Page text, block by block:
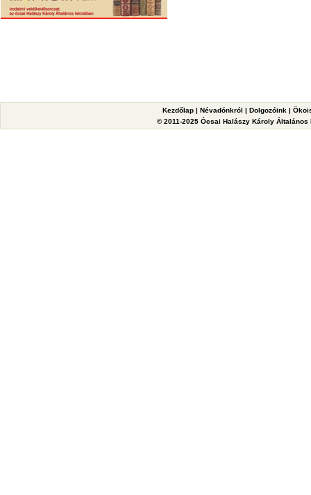
Kezdőlap | Névadónkról | Dolgozóink |
© 2011-2025 Ócsai Halászy Károly